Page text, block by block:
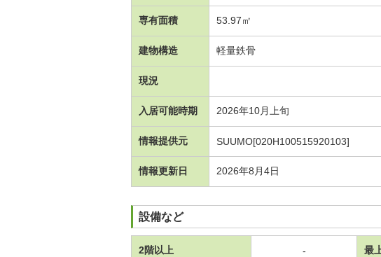
専有面積 53.97㎡
建物構造 軽量鉄骨
現況
入居可能時期 2026年10月上旬
情報提供元 SUUMO[020H100515920103]
情報更新日 2026年8月4日
設備など
2階以上 - 最